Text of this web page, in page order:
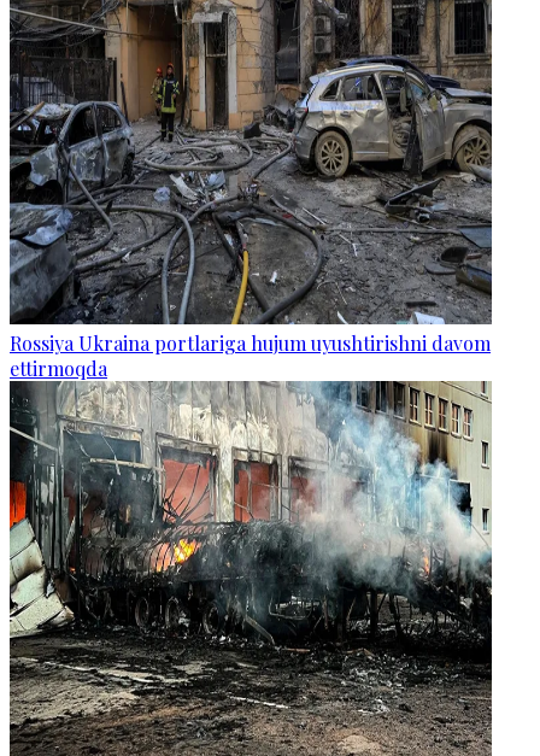
Rossiya Ukraina portlariga hujum uyushtirishni davom
ettirmoqda